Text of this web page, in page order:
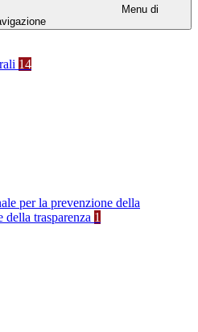
Menu di
14
per la prevenzione della
della trasparenza 1